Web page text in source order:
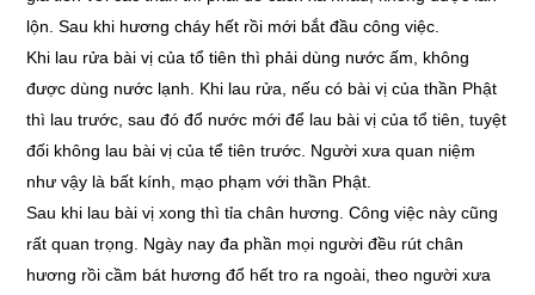
lộn. Sau khi hương cháy hết rồi mới bắt đầu công việc.
Khi lau rửa bài vị của tổ tiên thì phải dùng nước ấm, không
được dùng nước lạnh. Khi lau rửa, nếu có bài vị của thần Phật
thì lau trước, sau đó đổ nước mới để lau bài vị của tổ tiên, tuyệt
đối không lau bài vị của tể tiên trước. Người xưa quan niệm
như vậy là bất kính, mạo phạm với thần Phật.
Sau khi lau bài vị xong thì tỉa chân hương. Công việc này cũng
rất quan trọng. Ngày nay đa phần mọi người đều rút chân
hương rồi cầm bát hương đổ hết tro ra ngoài, theo người xưa